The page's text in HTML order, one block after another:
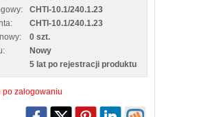
CHTI-10.1/240.1.23
CHTI-10.1/240.1.23
0 szt.
Nowy
5 lat po rejestracji produktu
po zalogowaniu